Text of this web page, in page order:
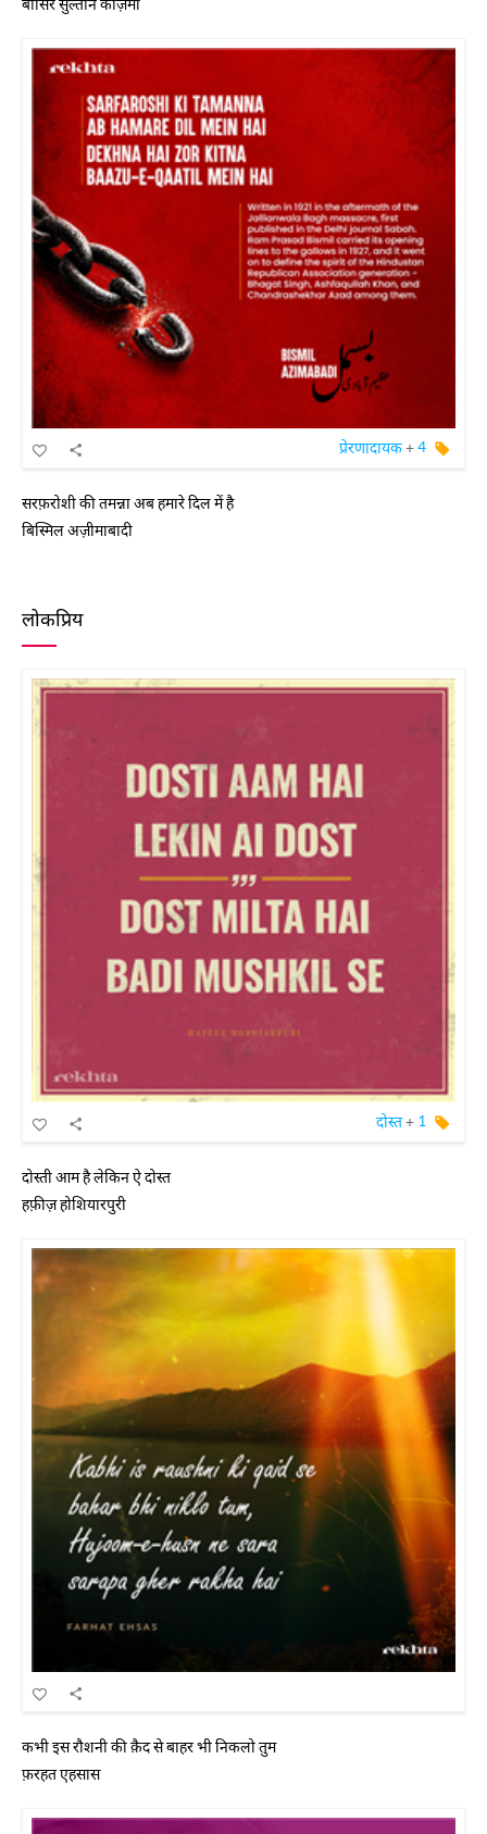
प्रेरणादायक+4
सरफ़रोशी की तमन्ना अब हमारे दिल में है
बिस्मिल अज़ीमाबादी
लोकप्रिय
दोस्त+ 1
दोस्ती आम है लेकिन ऐ दोस्त
हफ़ीज़ होशियारपुरी
कभी इस रौशनी की क़ैद से बाहर भी निकलो तुम
फ़रहत एहसास